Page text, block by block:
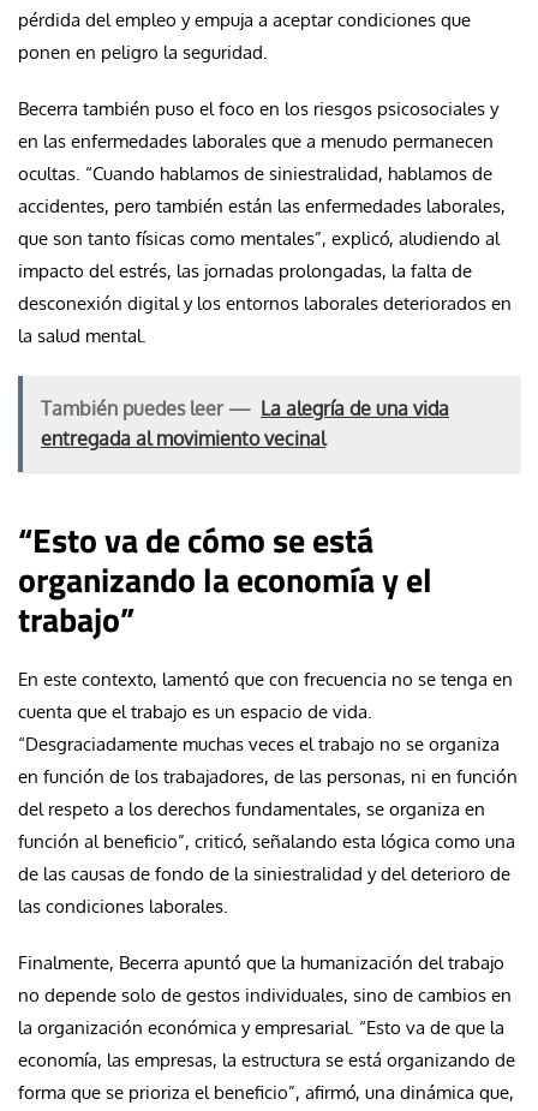
pérdida del empleo y empuja a aceptar condiciones que
ponen en peligro la seguridad.
Becerra también puso el foco en los riesgos psicosociales y
en las enfermedades laborales que a menudo permanecen
ocultas. “Cuando hablamos de siniestralidad, hablamos de
accidentes, pero también están las enfermedades laborales,
que son tanto físicas como mentales”, explicó, aludiendo al
impacto del estrés, las jornadas prolongadas, la falta de
desconexión digital y los entornos laborales deteriorados en
la salud mental.
También puedes leer — La alegría de una vida
entregada al movimiento vecinal
“Esto va de cómo se está
organizando la economía y el
trabajo”
En este contexto, lamentó que con frecuencia no se tenga en
cuenta que el trabajo es un espacio de vida.
“Desgraciadamente muchas veces el trabajo no se organiza
en función de los trabajadores, de las personas, ni en función
del respeto a los derechos fundamentales, se organiza en
función al beneficio”, criticó, señalando esta lógica como una
de las causas de fondo de la siniestralidad y del deterioro de
las condiciones laborales.
Finalmente, Becerra apuntó que la humanización del trabajo
no depende solo de gestos individuales, sino de cambios en
la organización económica y empresarial. “Esto va de que la
economía, las empresas, la estructura se está organizando de
forma que se prioriza el beneficio”, afirmó, una dinámica que,